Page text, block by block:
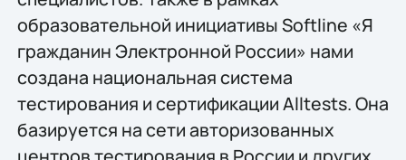
образовательной инициативы Softline «Я
гражданин Электронной России» нами
создана национальная система
тестирования и сертификации Alltests. Она
базируется на сети авторизованных